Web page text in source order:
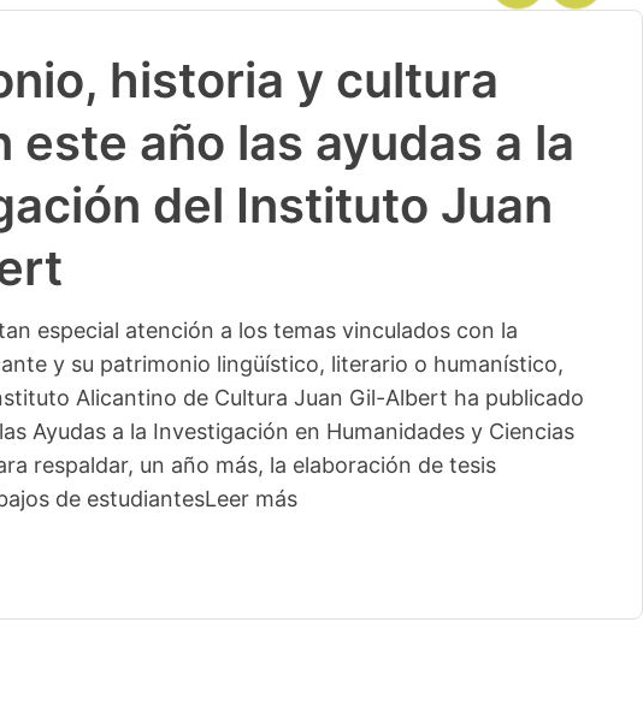
historia y cultura
este año las ayudas a la
del Instituto Juan
especial atención a los temas vinculados con la
y su patrimonio lingüístico, literario o humanístico,
Alicantino de Cultura Juan Gil-Albert ha publicado
Ayudas a la Investigación en Humanidades y Ciencias
respaldar, un año más, la elaboración de tesis
de estudiantesLeer más